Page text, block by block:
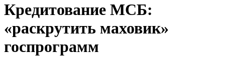
Кредитование МСБ:
«раскрутить маховик»
госпрограмм